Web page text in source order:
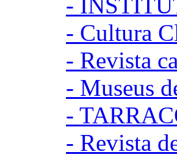
-
- Cultura
- Revista
- Museus
-
- Revista